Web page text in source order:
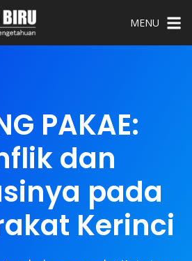
MENU
PAKAE:
dan
pada
Kerinci